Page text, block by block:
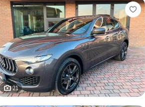
21